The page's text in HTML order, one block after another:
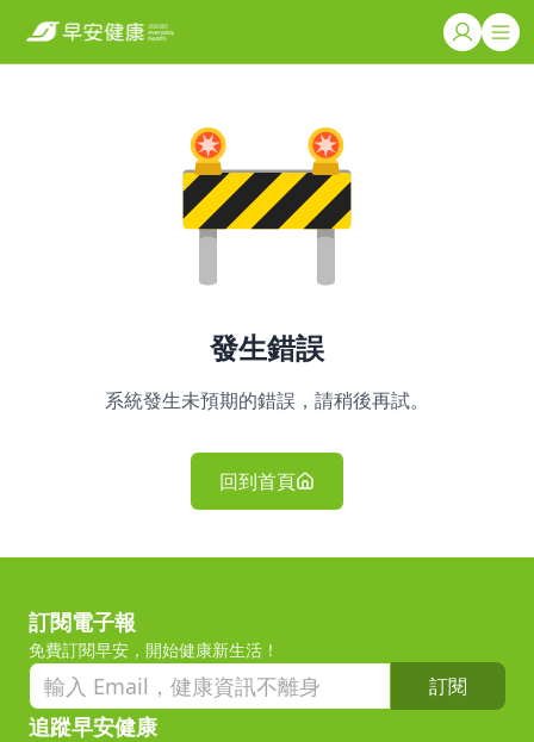
發生錯誤
系統發生未預期的錯誤，請稍後再試。
回到首頁
訂閱電子報
免費訂閱早安，開始健康新生活！
訂閱
追蹤早安健康